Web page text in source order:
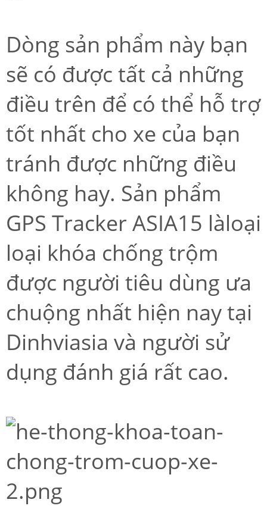
Dòng sản phẩm này bạn
sẽ có được tất cả những
điều trên để có thể hỗ trợ
tốt nhất cho xe của bạn
tránh được những điều
không hay. Sản phẩm
GPS Tracker ASIA15 làloại
loại khóa chống trộm
được người tiêu dùng ưa
chuộng nhất hiện nay tại
Dinhviasia và người sử
dụng đánh giá rất cao.